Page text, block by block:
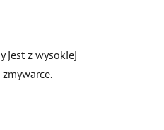
jest z wysokiej